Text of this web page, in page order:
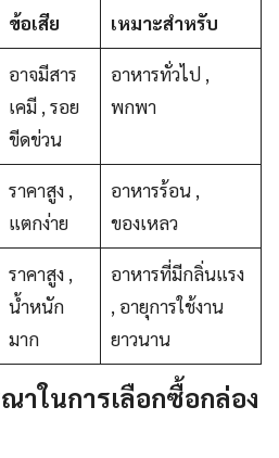
ข้อเสีย เหมาะสำหรับ
อาจมีสาร
เคมี , รอย
ขีดข่วน
อาหารทั่วไป ,
พกพา
ราคาสูง ,
แตกง่าย
อาหารร้อน ,
ของเหลว
ราคาสูง ,
น้ำหนัก
มาก
อาหารที่มีกลิ่นแรง
, อายุการใช้งาน
ยาวนาน
าในการเลือกซื้อกล่อง